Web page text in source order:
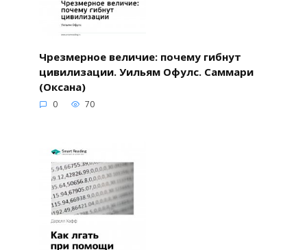
Чрезмерное величие: почему гибнут
цивилизации. Уильям Офулс. Саммари
(Оксана)
0 70